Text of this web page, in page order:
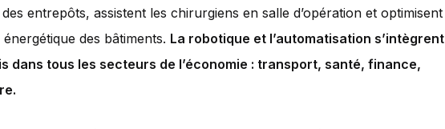
entrepôts, assistent les chirurgiens en salle d’opération et optimisent
énergétique des bâtiments. La robotique et l’automatisation s’intègrent
dans tous les secteurs de l’économie : transport, santé, finance,